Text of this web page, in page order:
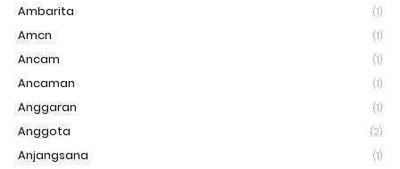
Ambarita (1)
Amcn (1)
Ancam (1)
Ancaman (1)
Anggaran (1)
Anggota (2)
Anjangsana (1)